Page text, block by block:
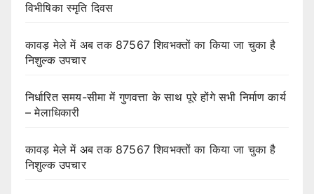
विभीषिका स्मृति दिवस
कावड़ मेले में अब तक 87567 शिवभक्तों का किया जा चुका है
निशुल्क उपचार
निर्धारित समय-सीमा में गुणवत्ता के साथ पूरे होंगे सभी निर्माण कार्य
– मेलाधिकारी
कावड़ मेले में अब तक 87567 शिवभक्तों का किया जा चुका है
निशुल्क उपचार